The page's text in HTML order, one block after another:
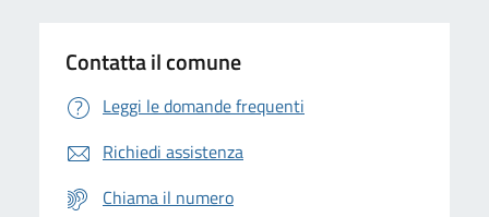
Contatta il comune
Leggi le domande frequenti
Richiedi assistenza
Chiama il numero